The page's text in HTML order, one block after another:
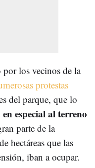
los vecinos de la
protestas
del parque, que lo
especial al terreno
parte de la
hectáreas que las
iban a ocupar.